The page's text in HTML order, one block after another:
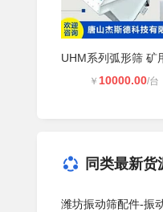
￥ 10000.00/台
同类最新货
潍坊振动筛配件-振